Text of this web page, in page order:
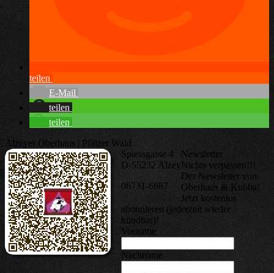
teilen
E-Mail
teilen
teilen
Alzeyer Oberhaus | Pfälzer Wald
Spiessgasse 4
D-55232 Alzey
06731-6687
Newsletter
Nichts verpassen!!!
Der Newsletter von
Oberhaus & Kubba!
Jetzt kostenlos
abonnieren (jederzeit wieder
kündbar)!
Vorname
Nachname